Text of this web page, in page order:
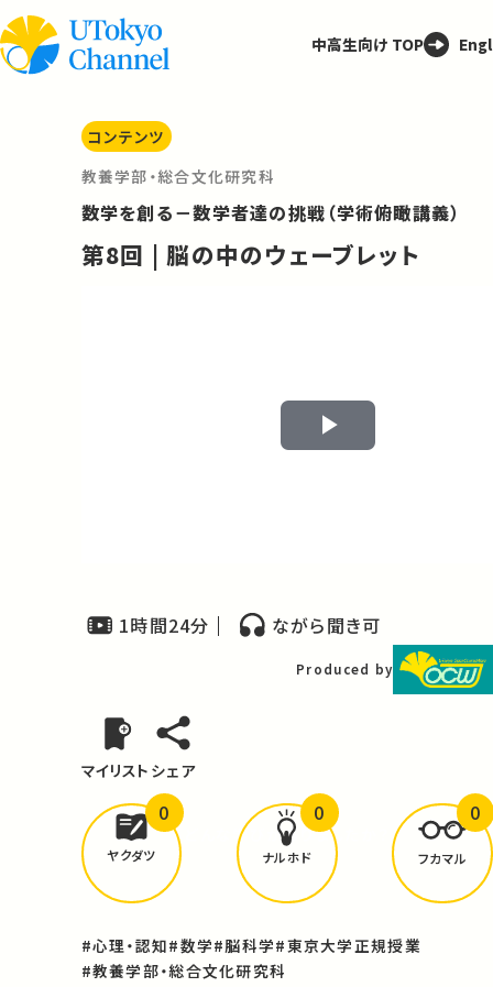
中高生向け TOP
コンテンツ
教養学部・総合文化研究科
数学を創る－数学者達の挑戦（学術俯瞰講義）
第8回 | 脳の中のウェーブレット
Play
1時間24分 ながら聞き可
Produced by
マイリスト シェア
どんな学びがありましたか？
ヤクダツ
0
ナルホド
0
フカマル
0
#心理・認知#数学#脳科学#東京大学正規授業
#教養学部・総合文化研究科